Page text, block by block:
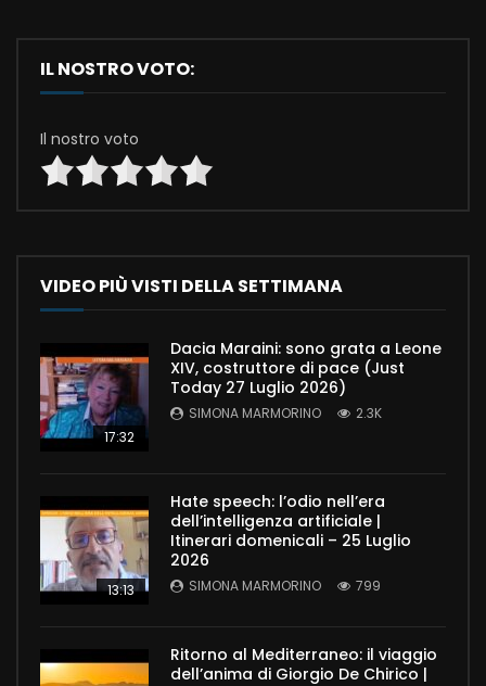
IL NOSTRO VOTO:
Il nostro voto
VIDEO PIÙ VISTI DELLA SETTIMANA
17:32
Dacia Maraini: sono grata a Leone
XIV, costruttore di pace (Just
Today 27 Luglio 2026)
SIMONA MARMORINO 2.3K
13:13
Hate speech: l’odio nell’era
dell’intelligenza artificiale |
Itinerari domenicali – 25 Luglio
2026
SIMONA MARMORINO 799
Ritorno al Mediterraneo: il viaggio
dell’anima di Giorgio De Chirico |